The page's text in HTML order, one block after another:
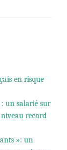
en risque
un salarié sur
niveau record
»: un